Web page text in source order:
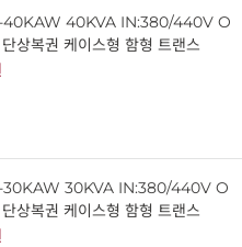
40KAW 40KVA IN:380/440V O
상복권 케이스형 함형 트랜스
30KAW 30KVA IN:380/440V O
상복권 케이스형 함형 트랜스